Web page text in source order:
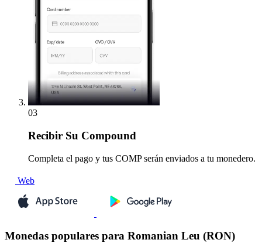
03
Recibir Su Compound
Completa el pago y tus COMP serán enviados a tu monedero.
Web
Monedas populares para Romanian Leu (RON)